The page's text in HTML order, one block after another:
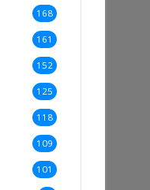
168
161
152
125
118
109
101